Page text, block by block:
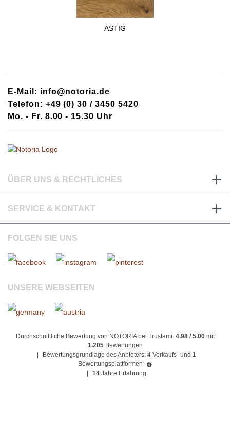
ASTIG
E-Mail: info@notoria.de
Telefon: +49 (0) 30 / 3450 5420
Mo. - Fr. 8.00 - 15.30 Uhr
ÜBER UNS & RECHTLICHES
SERVICE & KONTAKT
FOLGEN SIE UNS
UNSERE WEBSEITEN
Durchschnittliche Bewertung von NOTORIA bei Trustami: 4.98 / 5.00mit
1.205 Bewertungen
Bewertungsgrundlage des Anbieters: 4 Verkaufs- und 1
Bewertungsplattformen
14 Jahre Erfahrung